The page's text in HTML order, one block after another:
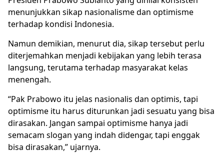
menunjukkan sikap nasionalisme dan optimisme
terhadap kondisi Indonesia.
Namun demikian, menurut dia, sikap tersebut perlu
diterjemahkan menjadi kebijakan yang lebih terasa
langsung, terutama terhadap masyarakat kelas
menengah.
“Pak Prabowo itu jelas nasionalis dan optimis, tapi
optimisme itu harus diturunkan jadi sesuatu yang bisa
dirasakan. Jangan sampai optimisme hanya jadi
semacam slogan yang indah didengar, tapi enggak
bisa dirasakan,” ujarnya.